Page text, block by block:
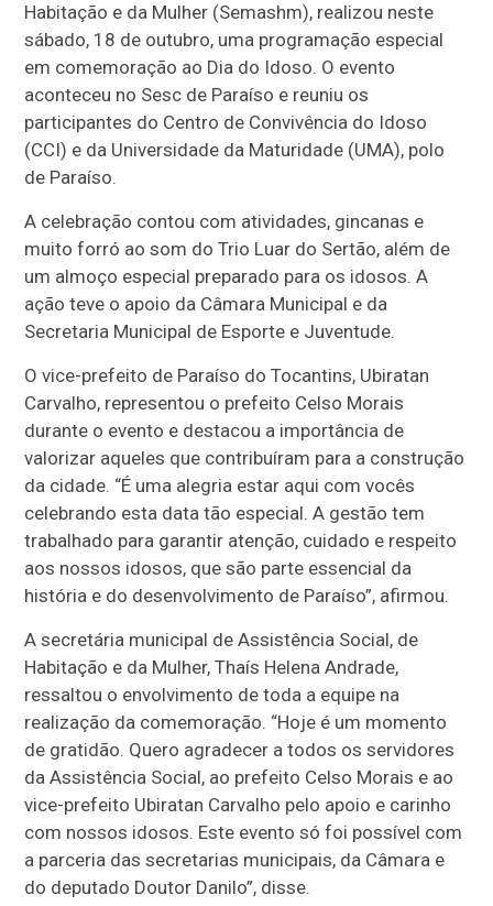
Habitação e da Mulher (Semashm), realizou neste
sábado, 18 de outubro, uma programação especial
em comemoração ao Dia do Idoso. O evento
aconteceu no Sesc de Paraíso e reuniu os
participantes do Centro de Convivência do Idoso
(CCI) e da Universidade da Maturidade (UMA), polo
de Paraíso.
A celebração contou com atividades, gincanas e
muito forró ao som do Trio Luar do Sertão, além de
um almoço especial preparado para os idosos. A
ação teve o apoio da Câmara Municipal e da
Secretaria Municipal de Esporte e Juventude.
O vice-prefeito de Paraíso do Tocantins, Ubiratan
Carvalho, representou o prefeito Celso Morais
durante o evento e destacou a importância de
valorizar aqueles que contribuíram para a construção
da cidade. “É uma alegria estar aqui com vocês
celebrando esta data tão especial. A gestão tem
trabalhado para garantir atenção, cuidado e respeito
aos nossos idosos, que são parte essencial da
história e do desenvolvimento de Paraíso”, afirmou.
A secretária municipal de Assistência Social, de
Habitação e da Mulher, Thaís Helena Andrade,
ressaltou o envolvimento de toda a equipe na
realização da comemoração. “Hoje é um momento
de gratidão. Quero agradecer a todos os servidores
da Assistência Social, ao prefeito Celso Morais e ao
vice-prefeito Ubiratan Carvalho pelo apoio e carinho
com nossos idosos. Este evento só foi possível com
a parceria das secretarias municipais, da Câmara e
do deputado Doutor Danilo”, disse.